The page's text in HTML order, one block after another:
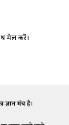
मेल करें।
मंच है।